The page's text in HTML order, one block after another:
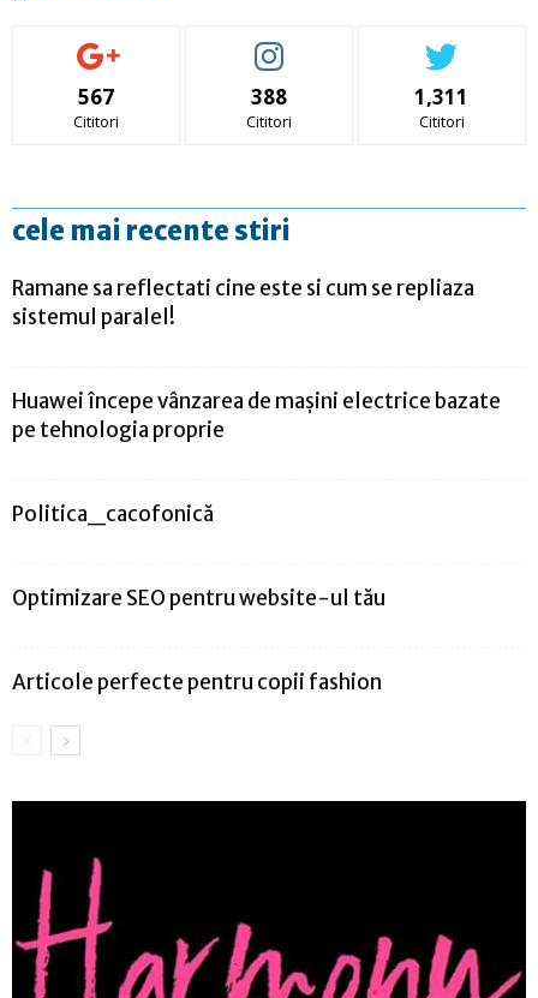
567
Cititori
388
Cititori
1,311
Cititori
cele mai recente stiri
Ramane sa reflectati cine este si cum se repliaza
sistemul paralel!
Huawei începe vânzarea de mașini electrice bazate
pe tehnologia proprie
Politica_cacofonică
Optimizare SEO pentru website-ul tău
Articole perfecte pentru copii fashion